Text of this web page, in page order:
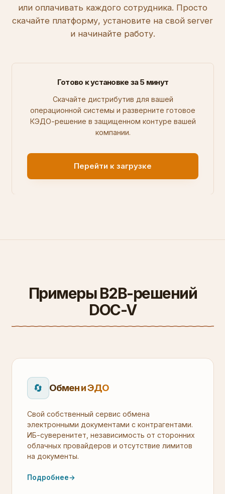
или оплачивать каждого сотрудника. Просто
скачайте платформу, установите на свой server
и начинайте работу.
Готово к установке за 5 минут
Скачайте дистрибутив для вашей
операционной системы и разверните готовое
КЭДО-решение в защищенном контуре вашей
компании.
Перейти к загрузке
Примеры B2B-решений
DOC-V
🔄 Обмен и ЭДО
Свой собственный сервис обмена
электронными документами с контрагентами.
ИБ-суверенитет, независимость от сторонних
облачных провайдеров и отсутствие лимитов
на документы.
Подробнее→